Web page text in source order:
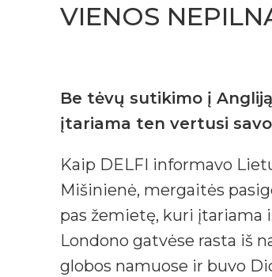
VIENOS
Be tėvų sutikimo į
įtariama ten vertusi
Kaip DELFI informavo
Mišinienė, mergaitės
pas žemietę, kuri įtariama
Londono gatvėse rasta iš
globos namuose ir buvo